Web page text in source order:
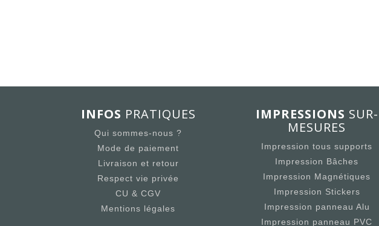
INFOS PRATIQUES
Qui sommes-nous ?
Mode de paiement
Livraison et retour
Respect vie privée
CU & CGV
Mentions légales
IMPRESSIONS SUR-
MESURES
Impression tous supports
Impression Bâches
Impression Magnétiques
Impression Stickers
Impression panneau Alu
Impression panneau PVC